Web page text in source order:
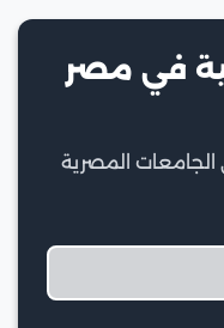
في مصر
المصرية